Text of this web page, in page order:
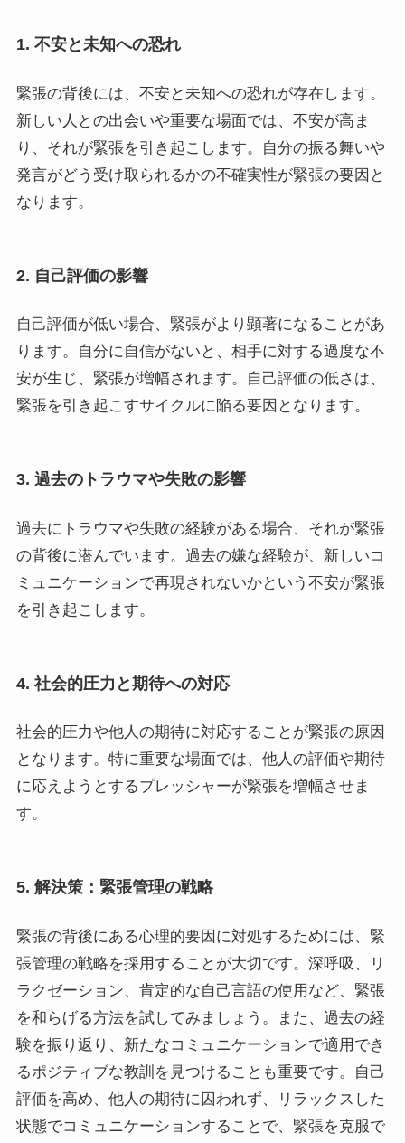
1. 不安と未知への恐れ
緊張の背後には、不安と未知への恐れが存在します。
新しい人との出会いや重要な場面では、不安が高ま
り、それが緊張を引き起こします。自分の振る舞いや
発言がどう受け取られるかの不確実性が緊張の要因と
なります。
2. 自己評価の影響
自己評価が低い場合、緊張がより顕著になることがあ
ります。自分に自信がないと、相手に対する過度な不
安が生じ、緊張が増幅されます。自己評価の低さは、
緊張を引き起こすサイクルに陥る要因となります。
3. 過去のトラウマや失敗の影響
過去にトラウマや失敗の経験がある場合、それが緊張
の背後に潜んでいます。過去の嫌な経験が、新しいコ
ミュニケーションで再現されないかという不安が緊張
を引き起こします。
4. 社会的圧力と期待への対応
社会的圧力や他人の期待に対応することが緊張の原因
となります。特に重要な場面では、他人の評価や期待
に応えようとするプレッシャーが緊張を増幅させま
す。
5. 解決策：緊張管理の戦略
緊張の背後にある心理的要因に対処するためには、緊
張管理の戦略を採用することが大切です。深呼吸、リ
ラクゼーション、肯定的な自己言語の使用など、緊張
を和らげる方法を試してみましょう。また、過去の経
験を振り返り、新たなコミュニケーションで適用でき
るポジティブな教訓を見つけることも重要です。自己
評価を高め、他人の期待に囚われず、リラックスした
状態でコミュニケーションすることで、緊張を克服で